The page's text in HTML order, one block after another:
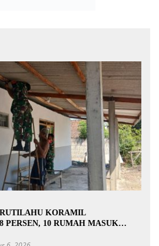
RUTILAHU KORAMIL
PERSEN, 10 RUMAH MASUK